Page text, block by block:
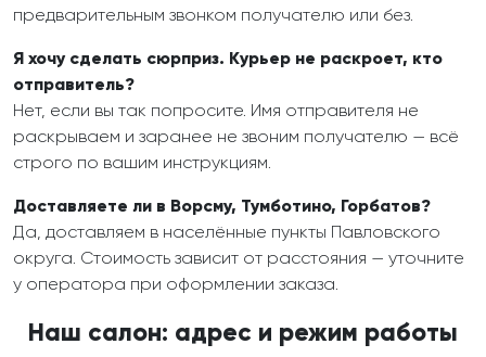
предварительным звонком получателю или без.
Я хочу сделать сюрприз. Курьер не раскроет, кто
отправитель?
Нет, если вы так попросите. Имя отправителя не
раскрываем и заранее не звоним получателю — всё
строго по вашим инструкциям.
Доставляете ли в Ворсму, Тумботино, Горбатов?
Да, доставляем в населённые пункты Павловского
округа. Стоимость зависит от расстояния — уточните
у оператора при оформлении заказа.
Наш салон: адрес и режим работы